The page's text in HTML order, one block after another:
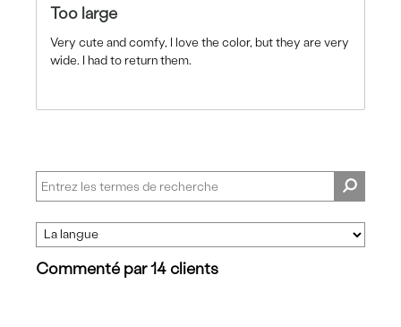
lesToo large
Very cute and comfy, I love the color, but they are very
wide. I had to return them.
Commenté par 14 clients